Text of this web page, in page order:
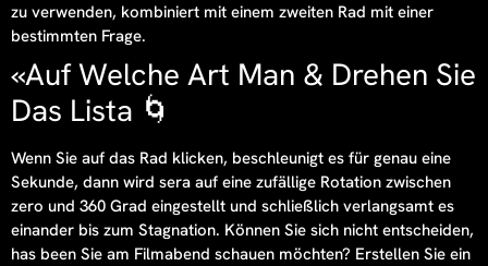
zu verwenden, kombiniert mit einem zweiten Rad mit einer
bestimmten Frage.
«Auf Welche Art Man & Drehen Sie
Das Lista 🌀
Wenn Sie auf das Rad klicken, beschleunigt es für genau eine
Sekunde, dann wird sera auf eine zufällige Rotation zwischen
zero und 360 Grad eingestellt und schließlich verlangsamt es
einander bis zum Stagnation. Können Sie sich nicht entscheiden,
has been Sie am Filmabend schauen möchten? Erstellen Sie ein